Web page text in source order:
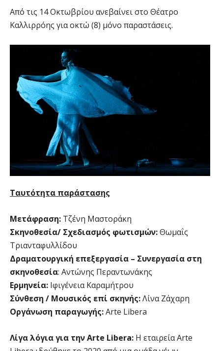
Από τις 14 Οκτωβρίου ανεβαίνει στο Θέατρο
Καλλιρρόης για οκτώ (8) µόνο παραστάσεις.
Ταυτότητα παράστασης
Μετάφραση: Τζένη Μαστοράκη
Σκηνοθεσία/ Σχεδιασμός φωτισμών:Θωµαΐς
Τριανταφυλλίδου
Δραµατουργική επεξεργασία – Συνεργασία στη
σκηνοθεσία: Αντώνης Περαντωνάκης
Ερµηνεία: Ιφιγένεια Καραµήτρου
Σύνθεση / Μουσικός επί σκηνής:Λίνα Ζάχαρη
Οργάνωση παραγωγής:Arte Libera
Λίγα λόγια για την Arte Libera: Η εταιρεία Arte